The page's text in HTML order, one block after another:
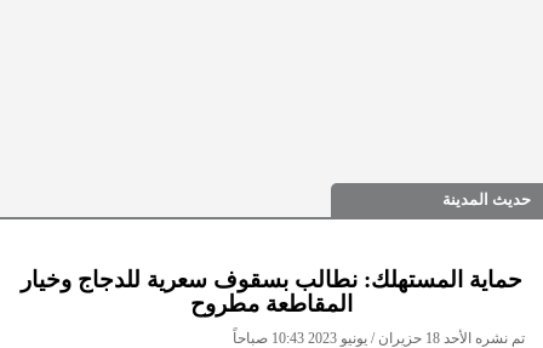
حديث المدينة
حماية المستهلك: نطالب بسقوف سعرية للدجاج وخيار
المقاطعة مطروح
تم نشره الأحد 18 حزيران / يونيو 2023 10:43 صباحاً